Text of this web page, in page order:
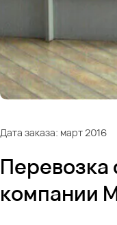
Дата заказа: март 2016
Перевозка
компании